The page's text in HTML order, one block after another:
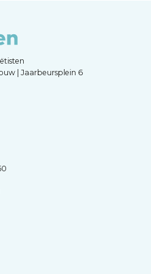
| Jaarbeursplein 6